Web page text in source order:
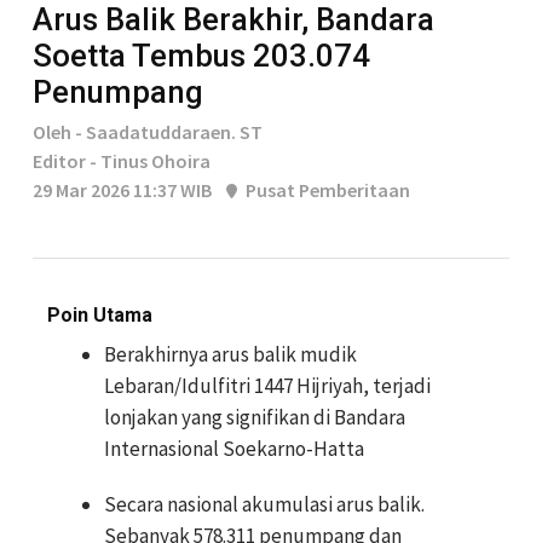
Arus Balik Berakhir, Bandara
Soetta Tembus 203.074
Penumpang
Oleh - Saadatuddaraen. ST
Editor - Tinus Ohoira
29 Mar 2026 11:37 WIB
Pusat Pemberitaan
Poin Utama
Berakhirnya arus balik mudik
Lebaran/Idulfitri 1447 Hijriyah, terjadi
lonjakan yang signifikan di Bandara
Internasional Soekarno-Hatta
Secara nasional akumulasi arus balik.
Sebanyak 578.311 penumpang dan